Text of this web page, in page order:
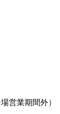
営業期間外）